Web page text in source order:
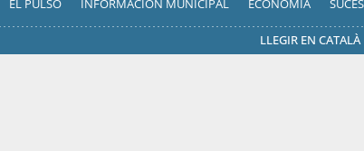
EL PULSO INFORMACIÓN MUNICIPAL ECONOMÍA
LLEGIR EN CATALÀ